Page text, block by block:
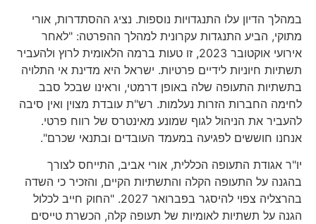
במהלך הדיון עלו התנגדויות נוספות. נציג ההסתדרות, אורי
מתוקי, הביע התנגדות עקרונית למהלך ההפרטה: "לאחר
אירועי אוקטובר 2023, זו טעות ברמה הלאומית לרוץ ולהעביר
תשתיות חיוניות לידיים פרטיות. ישראל היא מדינת אי התלויה
בתשתיות התעופה שלה באופן דרמטי, וראינו שבכל סבב
לחימה החברות הזרות נעלמות. רש"ת עובדת מצוין ואין סיבה
להעביר את הניהול לגוף שמונע מאינטרס של רווח פרטי.
אנחנו חוששים לפגיעה במעמד העובדים ובתנאי שכרם".
יו"ר אגודת התעופה הכללית, אורי אביב, התייחס לצורך
בהגנה על התעופה הקלה והתשתיות הקיים, והזכיר כי השדה
בהרצליה צפוי להיסגר בפברואר 2027. "החוק חייב לכלול
הגנה על תשתיות לאומיות של תעופה קלה, הכשרת טייסים